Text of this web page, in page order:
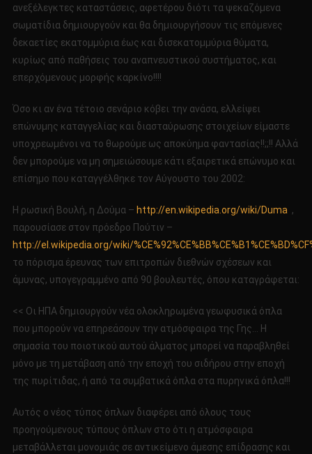
ανεξέλεγκτες καταστάσεις, αφετέρου διότι τα ψεκαζόμενα
σωματίδια δημιουργούν και θα δημιουργήσουν τις επόμενες
δεκαετίες εκατομμύρια έως και δισεκατομμύρια θύματα,
κυρίως από παθήσεις του αναπνευστικού συστήματος, και
επερχόμενους μορφής καρκίνο!!!!
Όσο κι αν ένα τέτοιο σενάριο κόβει την ανάσα, ελλείψει
επώνυμης καταγγελίας και διασταύρωσης στοιχείων είμαστε
υποχρεωμένοι να το θωρούμε ως αποκύημα φαντασίας!!;;!! Αλλά
δεν μπορούμε να μη σημειώσουμε κάτι εξαιρετικά επώνυμο και
επίσημο που καταγγέλθηκε τον Αύγουστο του 2002:
H ρωσική Βουλή, η Δούμα – http://en.wikipedia.org/wiki/Duma,
παρουσίασε στον πρόεδρο Πούτιν –
http://el.wikipedia.org/wiki/
το πόρισμα έρευνας των επιτροπών διεθνών σχέσεων και
άμυνας, υπογεγραμμένο από 90 βουλευτές, όπου καταγράφεται:
<< Οι ΗΠΑ δημιουργούν νέα ολοκληρωμένα γεωφυσικά όπλα
που μπορούν να επηρεάσουν την ατμόσφαιρα της Γης… H
σημασία του ποιοτικού αυτού άλματος μπορεί να παραβληθεί
μόνο με τη μετάβαση από την εποχή του σιδήρου στην εποχή
της πυρίτιδας, ή από τα συμβατικά όπλα στα πυρηνικά όπλα!!!
Αυτός ο νέος τύπος όπλων διαφέρει από όλους τους
προηγούμενους τύπους όπλων στο ότι η ατμόσφαιρα
μεταβάλλεται μονομιάς σε αντικείμενο άμεσης επίδρασης και